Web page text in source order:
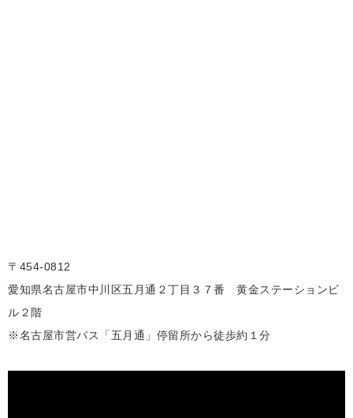
〒454-0812
愛知県名古屋市中川区五月通２丁目３７番 黄金ステーションビ
ル２階
※名古屋市営バス「五月通」停留所から徒歩約１分